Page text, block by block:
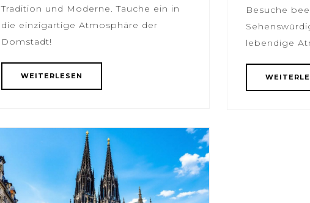
Tradition und Moderne. Tauche ein in
die einzigartige Atmosphäre der
Domstadt!
WEITERLESEN
Besuche
lebendige